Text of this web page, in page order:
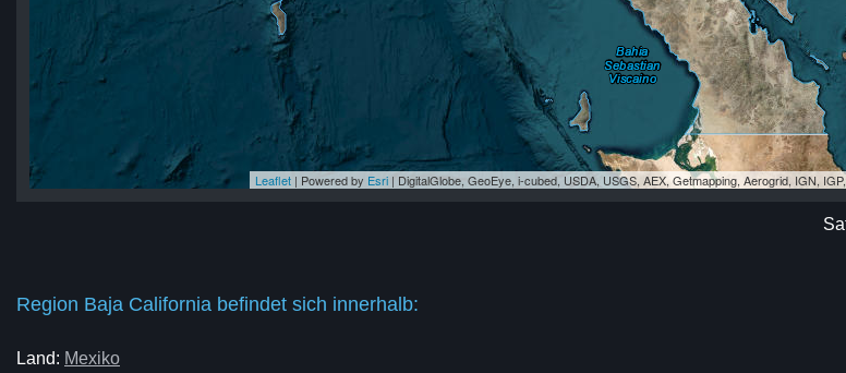
Leaflet| Powered by Esri| DigitalGlobe, GeoEye, i-cubed, USDA, USGS, AEX, Getmapping, Aerogrid, IGN,
Region Baja California befindet sich innerhalb:
Land: Mexiko